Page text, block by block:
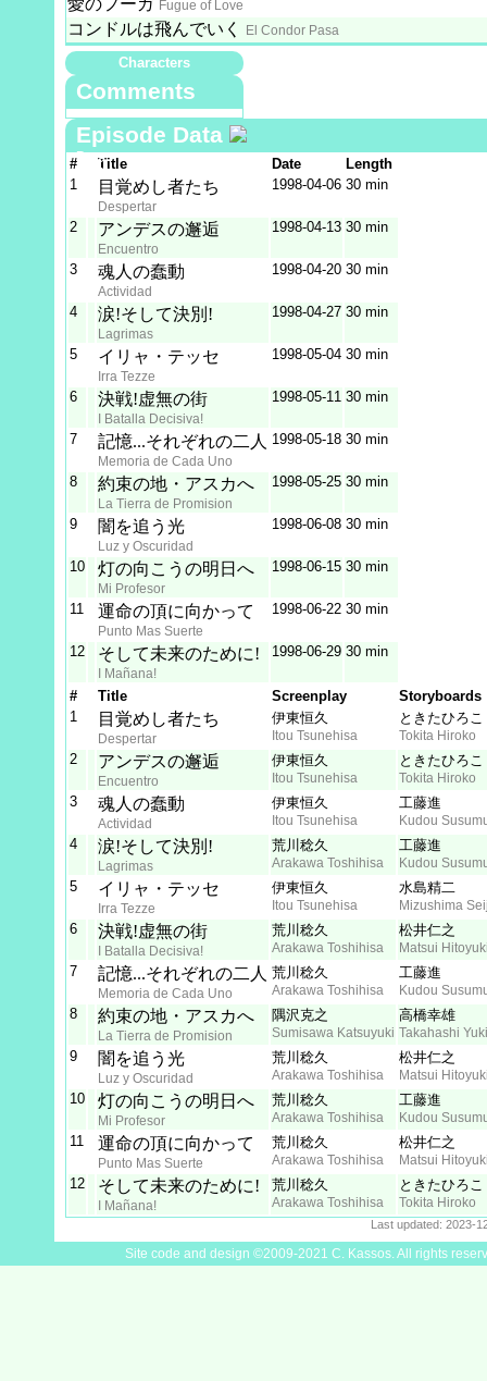
愛のフーガ Fugue of Love
コンドルは飛んでいく El Condor Pasa
Characters
Comments
Episode Data
Data
Staff
# Title Date
Length
1
目覚めし者たち
Despertar
1998‑04‑06 30 min
2 アンデスの邂逅
Encuentro
1998‑04‑13 30 min
3 魂人の蠢動
Actividad
1998‑04‑20 30 min
4 涙!そして決別!
Lagrimas
1998‑04‑27 30 min
5 イリャ・テッセ
Irra Tezze
1998‑05‑04 30 min
6 決戦!虚無の街
I Batalla Decisiva!
1998‑05‑11 30 min
7 記憶...それぞれの二人
Memoria de Cada Uno
1998‑05‑18 30 min
8 約束の地・アスカへ
La Tierra de Promision
1998‑05‑25 30 min
9 闇を追う光
Luz y Oscuridad
1998‑06‑08 30 min
10 灯の向こうの明日へ
Mi Profesor
1998‑06‑15 30 min
11 運命の頂に向かって
Punto Mas Suerte
1998‑06‑22 30 min
12 そして未来のために!
I Mañana!
1998‑06‑29 30 min
# Title Screenplay
Storyboards
1
目覚めし者たち
Despertar
伊東恒久
Itou Tsunehisa
ときたひろこ
Tokita Hiroko
2 アンデスの邂逅
Encuentro
伊東恒久
Itou Tsunehisa
ときたひろこ
Tokita Hiroko
3 魂人の蠢動
Actividad
伊東恒久
Itou Tsunehisa
工藤進
Kudou
4 涙!そして決別!
Lagrimas
荒川稔久
Arakawa Toshihisa
工藤進
Kudou
5 イリャ・テッセ
Irra Tezze
伊東恒久
Itou Tsunehisa
水島精二
Mizushima
6 決戦!虚無の街
I Batalla Decisiva!
荒川稔久
Arakawa Toshihisa
松井仁之
Matsui
7 記憶...それぞれの二人
Memoria de Cada Uno
荒川稔久
Arakawa Toshihisa
工藤進
Kudou
8 約束の地・アスカへ
La Tierra de Promision
隅沢克之
Sumisawa Katsuyuki
高橋幸雄
Takahashi
9 闇を追う光
Luz y Oscuridad
荒川稔久
Arakawa Toshihisa
松井仁之
Matsui
10 灯の向こうの明日へ
Mi Profesor
荒川稔久
Arakawa Toshihisa
工藤進
Kudou
11 運命の頂に向かって
Punto Mas Suerte
荒川稔久
Arakawa Toshihisa
松井仁之
Matsui
12 そして未来のために!
I Mañana!
荒川稔久
Arakawa Toshihisa
ときたひろこ
Tokita Hiroko
Last updated: 2023-
Site code and design ©2009-2021 C. Kassos. All rights